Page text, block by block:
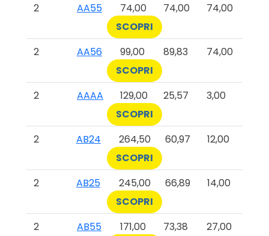
2
AA55 74,00 74,00
74,00
SCOPRI
2
AA56 99,00 89,83
74,00
SCOPRI
2
AAAA 129,00 25,57
3,00
SCOPRI
2
AB24 264,50 60,97
12,00
SCOPRI
2
AB25 245,00 66,89
14,00
SCOPRI
2
AB55 171,00 73,38 27,00